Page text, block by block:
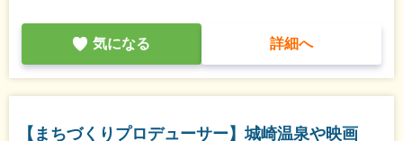
気になる 詳細へ
【まちづくりプロデューサー】城崎温泉や映画